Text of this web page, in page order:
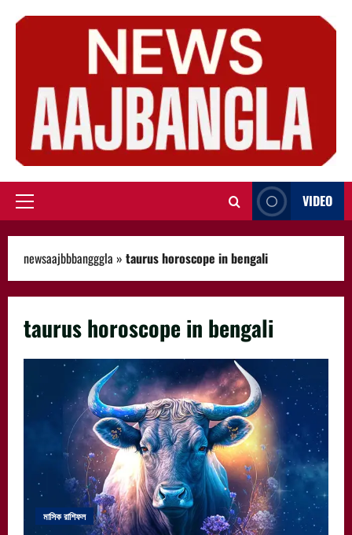
Primary
VIDEO
newsaajbbbangggla » taurus horoscope in bengali
taurus horoscope in bengali
মাসিক রাশিফল